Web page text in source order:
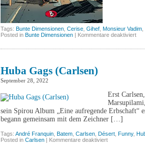
Tags: Bunte Dimensionen Cerise Gihef Monsieur Vadim
Posted in Bunte Dimensionen | Kommentare deaktiviertfür
Huba Gags (Carlsen)
September 28, 2022
Erst
sein Spirou Album „Eine aufregende Erbschaft“
begann gemeinsam mit dem Zeichner […]
Tags: André Franquin Batem Carlsen Désert Funny,
Posted in Carlsen | Kommentare deaktiviertfür